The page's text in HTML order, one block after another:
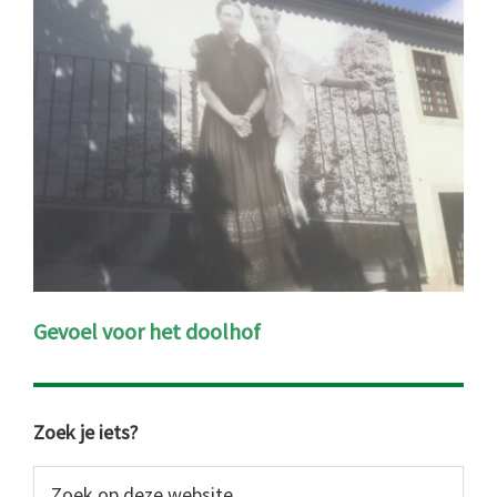
Gevoel voor het doolhof
Primaire
Sidebar
Zoek je iets?